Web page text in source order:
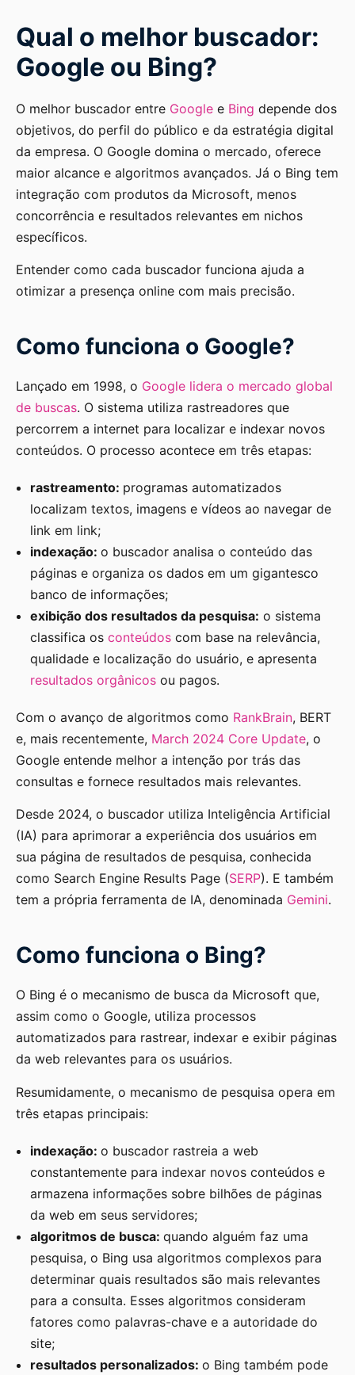
Qual o melhor buscador:
Google ou Bing?
O melhor buscador entre Google e Bing depende dos
objetivos, do perfil do público e da estratégia digital
da empresa. O Google domina o mercado, oferece
maior alcance e algoritmos avançados. Já o Bing tem
integração com produtos da Microsoft, menos
concorrência e resultados relevantes em nichos
específicos.
Entender como cada buscador funciona ajuda a
otimizar a presença online com mais precisão.
Como funciona o Google?
Lançado em 1998, o Google lidera o mercado global
de buscas. O sistema utiliza rastreadores que
percorrem a internet para localizar e indexar novos
conteúdos. O processo acontece em três etapas:
rastreamento: programas automatizados
localizam textos, imagens e vídeos ao navegar de
link em link;
indexação: o buscador analisa o conteúdo das
páginas e organiza os dados em um gigantesco
banco de informações;
exibição dos resultados da pesquisa: o sistema
classifica os conteúdos com base na relevância,
qualidade e localização do usuário, e apresenta
resultados orgânicos ou pagos.
Com o avanço de algoritmos como RankBrain, BERT
e, mais recentemente, March 2024 Core Update, o
Google entende melhor a intenção por trás das
consultas e fornece resultados mais relevantes.
Desde 2024, o buscador utiliza Inteligência Artificial
(IA) para aprimorar a experiência dos usuários em
sua página de resultados de pesquisa, conhecida
como Search Engine Results Page (SERP). E também
tem a própria ferramenta de IA, denominada Gemini.
Como funciona o Bing?
O Bing é o mecanismo de busca da Microsoft que,
assim como o Google, utiliza processos
automatizados para rastrear, indexar e exibir páginas
da web relevantes para os usuários.
Resumidamente, o mecanismo de pesquisa opera em
três etapas principais:
indexação: o buscador rastreia a web
constantemente para indexar novos conteúdos e
armazena informações sobre bilhões de páginas
da web em seus servidores;
algoritmos de busca: quando alguém faz uma
pesquisa, o Bing usa algoritmos complexos para
determinar quais resultados são mais relevantes
para a consulta. Esses algoritmos consideram
fatores como palavras-chave e a autoridade do
site;
resultados personalizados: o Bing também pode